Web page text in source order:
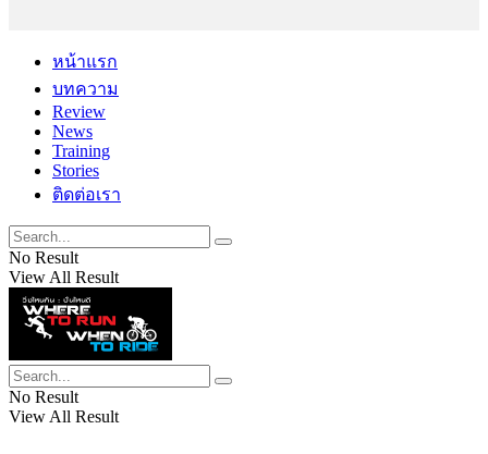
หน้าแรก
บทความ
Review
News
Training
Stories
ติดต่อเรา
No Result
View All Result
No Result
View All Result